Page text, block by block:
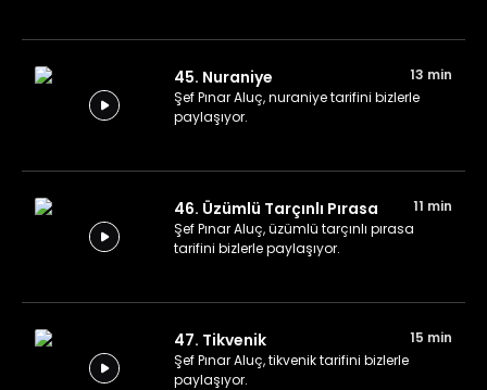
45. Nuraniye
13 min
Şef Pınar Aluç, nuraniye tarifini bizlerle
paylaşıyor.
46. Üzümlü Tarçınlı Pırasa
11 min
Şef Pınar Aluç, üzümlü tarçınlı pırasa
tarifini bizlerle paylaşıyor.
47. Tikvenik
15 min
Şef Pınar Aluç, tikvenik tarifini bizlerle
paylaşıyor.